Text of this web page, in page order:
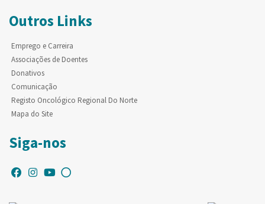
Outros Links
Emprego e Carreira
Associações de Doentes
Donativos
Comunicação
Registo Oncológico Regional Do Norte
Mapa do Site
Siga-nos